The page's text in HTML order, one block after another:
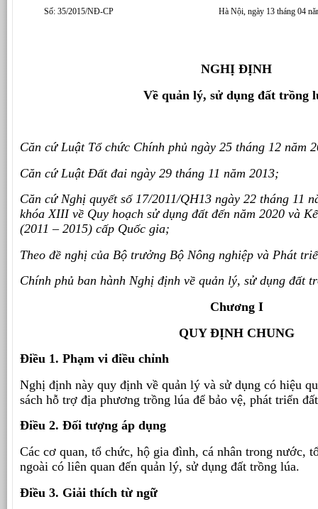
Số: 35/2015/NĐ-CP Hà Nội, ngày 13 tháng 04
NGHỊ ĐỊNH
Về quản lý, sử dụng đất trồng
Căn cứ Luật Tổ chức Chính phủ ngày 25 tháng 12 năm
Căn cứ Luật Đất đai ngày 29 tháng 11 năm 2013;
Căn cứ Nghị quyết số 17/2011/QH13 ngày 22 tháng 11
khóa XIII về Quy hoạch sử dụng đất đến năm 2020 và
(2011 – 2015) cấp Quốc gia;
Theo đề nghị của Bộ trưởng Bộ Nông nghiệp và Phát
Chính phủ ban hành Nghị định về quản lý, sử dụng đất
Chương I
QUY ĐỊNH CHUNG
Điều 1. Phạm vi điều chỉnh
Nghị định này quy định về quản lý và sử dụng có hiệu
sách hỗ trợ địa phương trồng lúa để bảo vệ, phát triển
Điều 2. Đối tượng áp dụng
Các cơ quan, tổ chức, hộ gia đình, cá nhân trong nước,
ngoài có liên quan đến quản lý, sử dụng đất trồng lúa.
Điều 3. Giải thích từ ngữ